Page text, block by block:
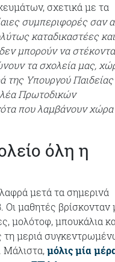
σχετικά με τα
συμπεριφορές σαν
καταδικαστέες
μπορούν να
τα σχολεία μας,
Υπουργού Παιδείας
Πρωτοδικών
που λαμβάνουν
όλη η
μετά τα σημερινά
Οι μαθητές βρίσκονταν
μολότοφ, μπουκάλια
τη μεριά
Μάλιστα,μόλις μία